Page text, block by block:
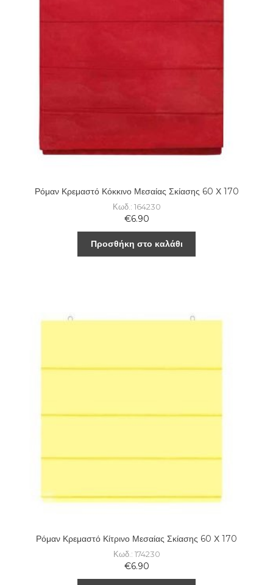
Ρόμαν Κρεμαστό Κόκκινο Μεσαίας Σκίασης 60 Χ 170
Κωδ.: 164230
€6.90
Προσθήκη στο καλάθι
Ρόμαν Κρεμαστό Κίτρινο Μεσαίας Σκίασης 60 Χ 170
Κωδ.: 174230
€6.90